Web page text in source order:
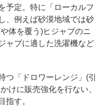
予定。特に「ローカルフ
、例えば砂漠地域では砂
体を覆う)ヒジャブのニ
ャブに適した洗濯機など
つ「ドロワーレンジ」(引
けに販売強化を行ない、
指す。